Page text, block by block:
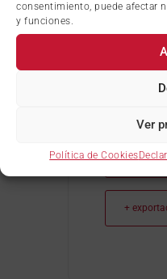
consentimiento, puede afectar
y funciones.
Ver
Política de Cookies
+
+